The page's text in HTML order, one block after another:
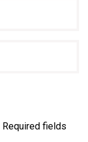
Required fields